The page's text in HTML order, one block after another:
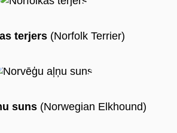
terjers(Norfolk Terrier)
suns(Norwegian Elkhound)